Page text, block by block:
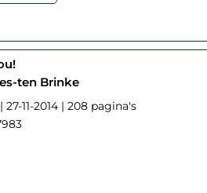
ten Brinke
11-2014 | 208 pagina's